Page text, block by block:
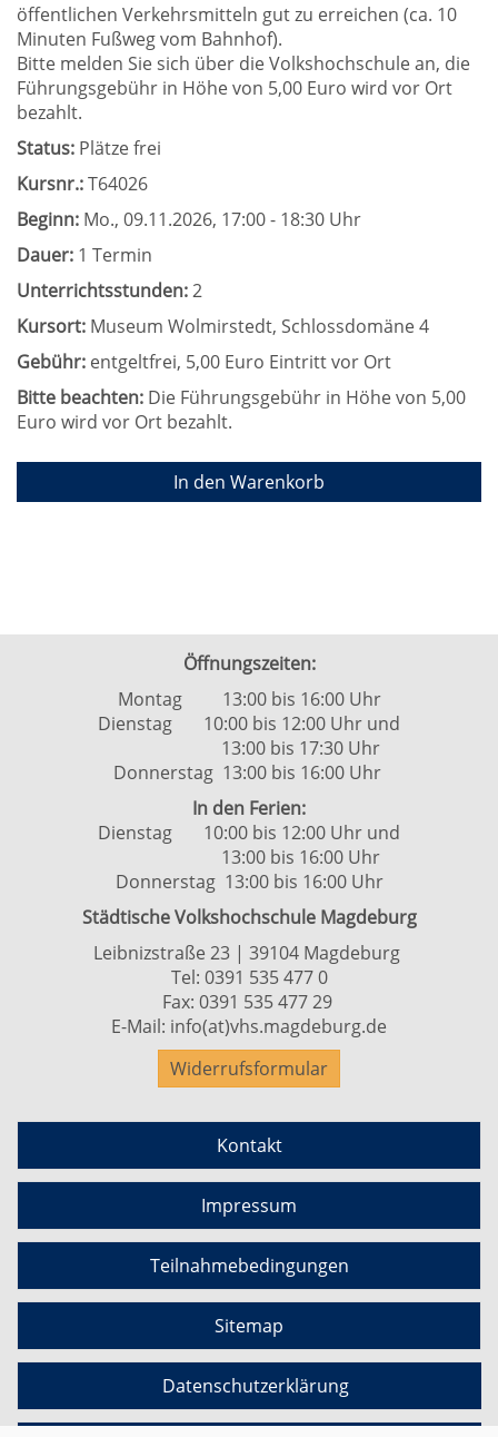
öffentlichen Verkehrsmitteln gut zu erreichen (ca. 10
Minuten Fußweg vom Bahnhof).
Bitte melden Sie sich über die Volkshochschule an, die
Führungsgebühr in Höhe von 5,00 Euro wird vor Ort
bezahlt.
Status: Plätze frei
Kursnr.:T64026
Beginn: Mo., 09.11.2026, 17:00 - 18:30 Uhr
Dauer: 1 Termin
Unterrichtsstunden:2
Kursort: Museum Wolmirstedt, Schlossdomäne 4
Gebühr: entgeltfrei, 5,00 Euro Eintritt vor Ort
Bitte beachten: Die Führungsgebühr in Höhe von 5,00
Euro wird vor Ort bezahlt.
In den Warenkorb
Öffnungszeiten:
Montag 13:00 bis 16:00 Uhr
Dienstag 10:00 bis 12:00 Uhr und
13:00 bis 17:30 Uhr
Donnerstag 13:00 bis 16:00 Uhr
In den Ferien:
Dienstag 10:00 bis 12:00 Uhr und
13:00 bis 16:00 Uhr
Donnerstag 13:00 bis 16:00 Uhr
Städtische Volkshochschule Magdeburg
Leibnizstraße 23 | 39104 Magdeburg
Tel: 0391 535 477 0
Fax: 0391 535 477 29
E-Mail: info(at)vhs.magdeburg.de
Widerrufsformular
Kontakt
Impressum
Teilnahmebedingungen
Sitemap
Datenschutzerklärung